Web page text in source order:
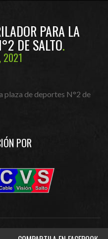
PARA LA
DE SALTO
2021
plaza de deportes N°2 de
POR